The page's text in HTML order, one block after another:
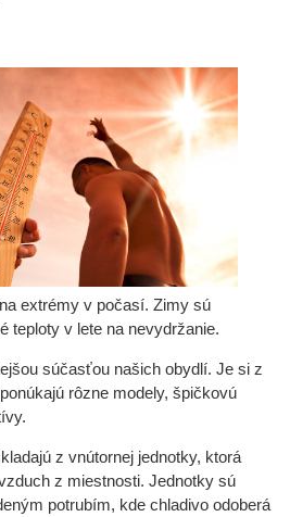
extrémy v počasí. Zimy sú
teploty v lete na nevydržanie.
súčasťou našich obydlí. Je si z
rôzne modely, špičkovú
z vnútornej jednotky, ktorá
z miestnosti. Jednotky sú
potrubím, kde chladivo odoberá